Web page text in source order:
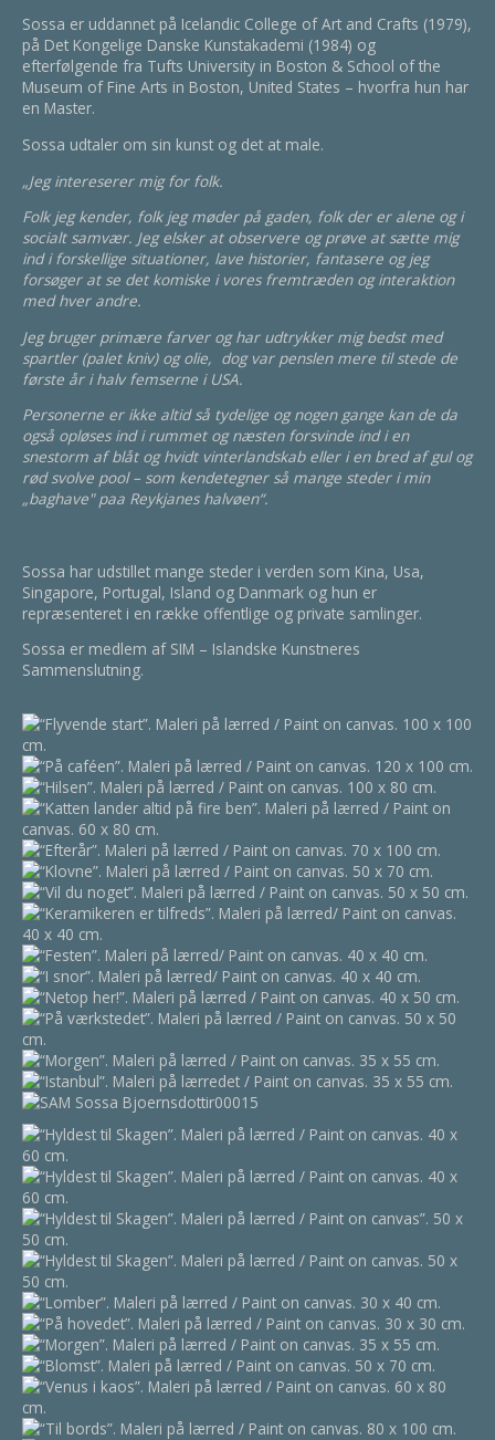
Sossa er uddannet på Icelandic College of Art and Crafts (1979),
på Det Kongelige Danske Kunstakademi (1984) og
efterfølgende fra Tufts University in Boston & School of the
Museum of Fine Arts in Boston, United States – hvorfra hun har
en Master.
Sossa udtaler om sin kunst og det at male.
„Jeg intereserer mig for folk.
Folk jeg kender, folk jeg møder på gaden, folk der er alene og i
socialt samvær. Jeg elsker at observere og prøve at sætte mig
ind i forskellige situationer, lave historier, fantasere og jeg
forsøger at se det komiske i vores fremtræden og interaktion
med hver andre.
Jeg bruger primære farver og har udtrykker mig bedst med
spartler (palet kniv) og olie, dog var penslen mere til stede de
første år i halv femserne i USA.
Personerne er ikke altid så tydelige og nogen gange kan de da
også opløses ind i rummet og næsten forsvinde ind i en
snestorm af blåt og hvidt vinterlandskab eller i en bred af gul og
rød svolve pool – som kendetegner så mange steder i min
„baghave" paa Reykjanes halvøen“.
Sossa har udstillet mange steder i verden som Kina, Usa,
Singapore, Portugal, Island og Danmark og hun er
repræsenteret i en række offentlige og private samlinger.
Sossa er medlem af SIM – Islandske Kunstneres
Sammenslutning.